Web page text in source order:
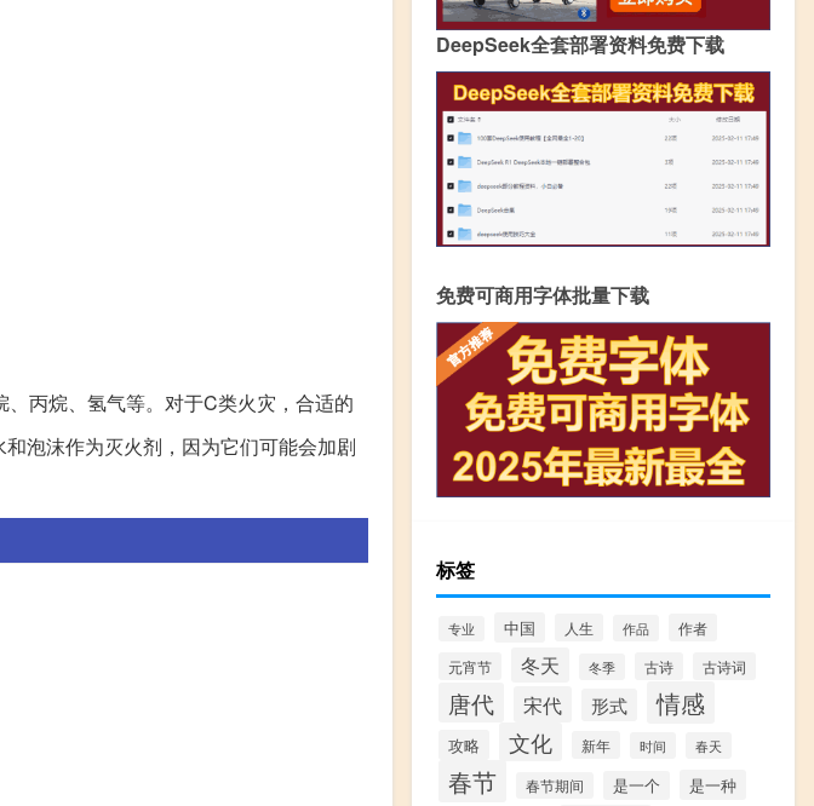
丙烷、氢气等。对于C类火灾，合适的
泡沫作为灭火剂，因为它们可能会加剧
DeepSeek全套部署资料免费下载
免费可商用字体批量下载
标签
专业 中国 人生 作品
作者
元宵节
冬天 冬季 古诗 古诗词
唐代 宋代 形式 情感
攻略 文化 新年 时间 春天
春节 春节期间 是一个
是一种